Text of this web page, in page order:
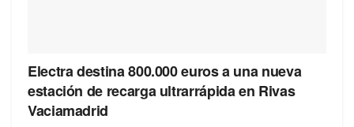
Electra destina 800.000 euros a una nueva
estación de recarga ultrarrápida en Rivas
Vaciamadrid